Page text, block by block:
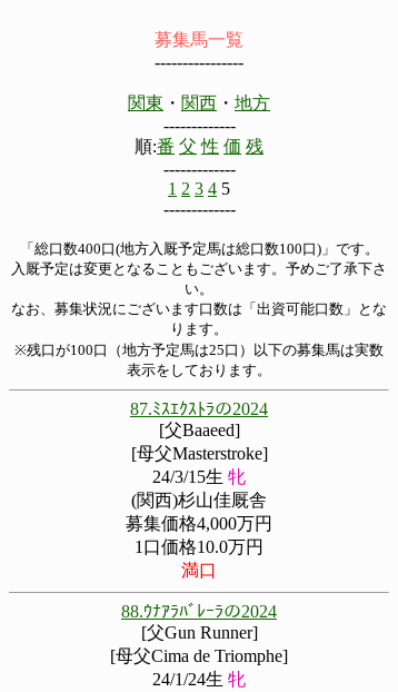
募集馬一覧
----------------
関東 ・ 関西 ・ 地方
-------------
順:番 父 性 価 残
-------------
1 2 3 4 5
-------------
「総口数400口(地方入厩予定馬は総口数100口)」です。
入厩予定は変更となることもございます。予めご了承下さ
い。
なお、募集状況にございます口数は「出資可能口数」とな
ります。
※残口が100口（地方予定馬は25口）以下の募集馬は実数
表示をしております。
87.ﾐｽｴｸｽﾄﾗの2024
[父Baaeed]
[母父Masterstroke]
24/3/15生 牝
(関西)杉山佳厩舎
募集価格4,000万円
1口価格10.0万円
満口
88.ｳﾅｱﾗﾊﾞﾚｰﾗの2024
[父Gun Runner]
[母父Cima de Triomphe]
24/1/24生 牝